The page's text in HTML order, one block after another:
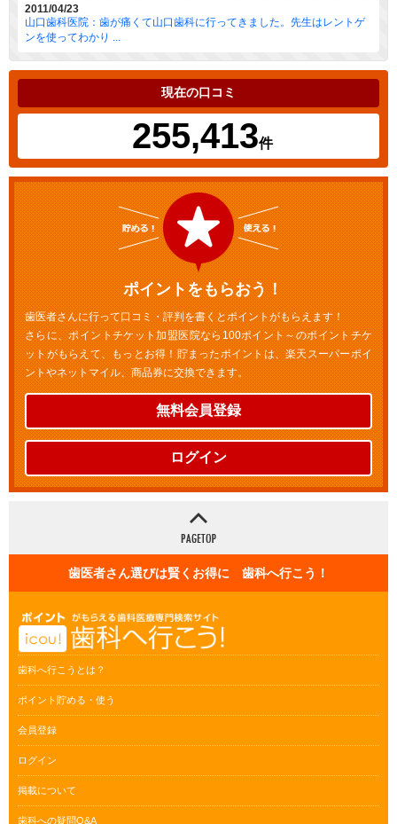
2011/04/23
山口歯科医院：歯が痛くて山口歯科に行ってきました。先生はレントゲ
ンを使ってわかり ...
現在の口コミ
255,413件
ポイントをもらおう！
歯医者さんに行って口コミ・評判を書くとポイントがもらえます！
さらに、ポイントチケット加盟医院なら100ポイント～のポイントチケ
ットがもらえて、もっとお得！貯まったポイントは、楽天スーパーポイ
ントやネットマイル、商品券に交換できます。
無料会員登録
ログイン
歯医者さん選びは賢くお得に 歯科へ行こう！
歯科へ行こうとは？
ポイント貯める・使う
会員登録
ログイン
掲載について
歯科への疑問Q&A